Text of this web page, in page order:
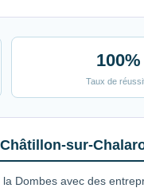
100%
Taux de
sur-
Dombes avec des